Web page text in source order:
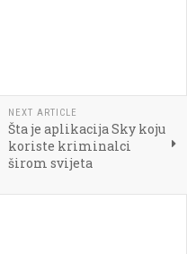
NEXT ARTICLE
Šta je aplikacija Sky koju
koriste kriminalci
širom svijeta